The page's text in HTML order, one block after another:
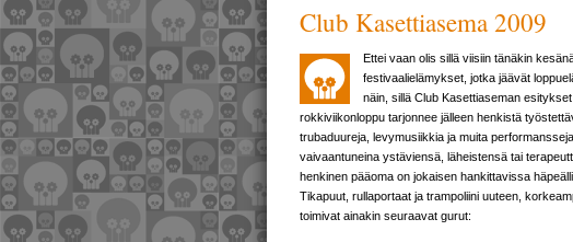
Club Kasettiasema 2009
Ettei vaan olis sillä viisiin tänäkin
festivaalielämykset, jotka jäävät
näin, sillä Club Kasettiaseman
rokkiviikonloppu tarjonnee jälleen henkistä
trubaduureja, levymusiikkia ja muita
vaivaantuneina ystäviensä, läheistensä tai
henkinen pääoma on jokaisen hankittavissa
Tikapuut, rullaportaat ja trampoliini uuteen,
toimivat ainakin seuraavat gurut: